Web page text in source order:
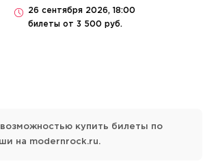
26 сентября 2026, 18:00
билеты от 3 500 руб.
купить билеты по
на modernrock.ru.